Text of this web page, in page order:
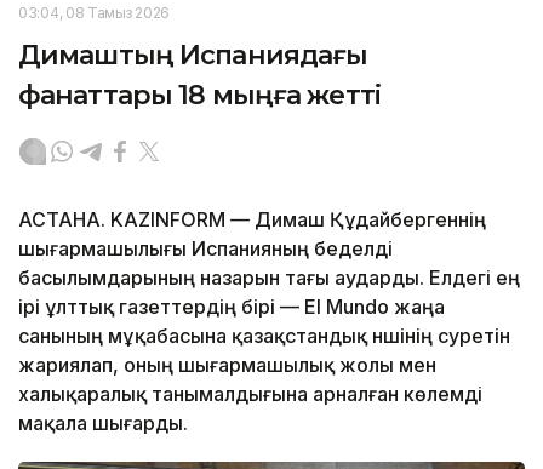
03:04, 08 Тамыз 2026
Димаштың Испаниядағы
фанаттары 18 мыңға жетті
АСТАНА. KAZINFORM — Димаш Құдайбергеннің
шығармашылығы Испанияның беделді
басылымдарының назарын тағы аударды. Елдегі ең
ірі ұлттық газеттердің бірі — El Mundo жаңа
санының мұқабасына қазақстандық әншінің суретін
жариялап, оның шығармашылық жолы мен
халықаралық танымалдығына арналған көлемді
мақала шығарды.